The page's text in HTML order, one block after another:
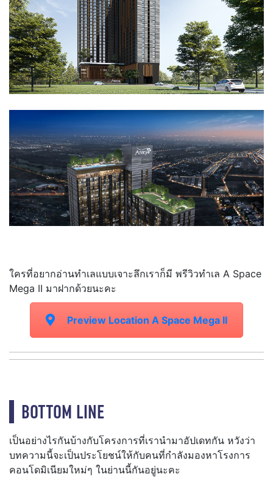
ใครที่อยากอ่านทำเลแบบเจาะลึกเราก็มี พรีวิวทำเล A Space
Mega II มาฝากด้วยนะคะ
Preview Location A Space Mega II
BOTTOM LINE
เป็นอย่างไรกันบ้างกับโครงการที่เรานำมาอัปเดทกัน หวังว่า
บทความนี้จะเป็นประโยชน์ให้กับคนที่กำลังมองหาโรงการ
คอนโดมิเนียมใหม่ๆ ในย่านนี้กันอยู่นะคะ